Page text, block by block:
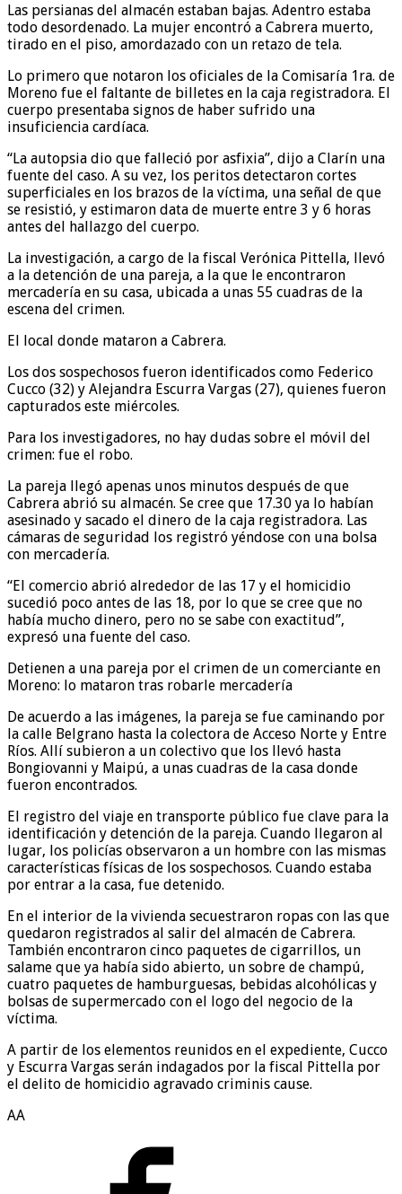
Las persianas del almacén estaban bajas. Adentro estaba
todo desordenado. La mujer encontró a Cabrera muerto,
tirado en el piso, amordazado con un retazo de tela.
Lo primero que notaron los oficiales de la Comisaría 1ra. de
Moreno fue el faltante de billetes en la caja registradora. El
cuerpo presentaba signos de haber sufrido una
insuficiencia cardíaca.
“La autopsia dio que falleció por asfixia”, dijo a Clarín una
fuente del caso. A su vez, los peritos detectaron cortes
superficiales en los brazos de la víctima, una señal de que
se resistió, y estimaron data de muerte entre 3 y 6 horas
antes del hallazgo del cuerpo.
La investigación, a cargo de la fiscal Verónica Pittella, llevó
a la detención de una pareja, a la que le encontraron
mercadería en su casa, ubicada a unas 55 cuadras de la
escena del crimen.
El local donde mataron a Cabrera.
Los dos sospechosos fueron identificados como Federico
Cucco (32) y Alejandra Escurra Vargas (27), quienes fueron
capturados este miércoles.
Para los investigadores, no hay dudas sobre el móvil del
crimen: fue el robo.
La pareja llegó apenas unos minutos después de que
Cabrera abrió su almacén. Se cree que 17.30 ya lo habían
asesinado y sacado el dinero de la caja registradora. Las
cámaras de seguridad los registró yéndose con una bolsa
con mercadería.
“El comercio abrió alrededor de las 17 y el homicidio
sucedió poco antes de las 18, por lo que se cree que no
había mucho dinero, pero no se sabe con exactitud”,
expresó una fuente del caso.
Detienen a una pareja por el crimen de un comerciante en
Moreno: lo mataron tras robarle mercadería
De acuerdo a las imágenes, la pareja se fue caminando por
la calle Belgrano hasta la colectora de Acceso Norte y Entre
Ríos. Allí subieron a un colectivo que los llevó hasta
Bongiovanni y Maipú, a unas cuadras de la casa donde
fueron encontrados.
El registro del viaje en transporte público fue clave para la
identificación y detención de la pareja. Cuando llegaron al
lugar, los policías observaron a un hombre con las mismas
características físicas de los sospechosos. Cuando estaba
por entrar a la casa, fue detenido.
En el interior de la vivienda secuestraron ropas con las que
quedaron registrados al salir del almacén de Cabrera.
También encontraron cinco paquetes de cigarrillos, un
salame que ya había sido abierto, un sobre de champú,
cuatro paquetes de hamburguesas, bebidas alcohólicas y
bolsas de supermercado con el logo del negocio de la
víctima.
A partir de los elementos reunidos en el expediente, Cucco
y Escurra Vargas serán indagados por la fiscal Pittella por
el delito de homicidio agravado criminis cause.
AA